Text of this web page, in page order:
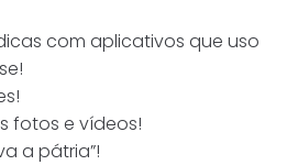
com aplicativos que uso
fotos e vídeos!
a pátria”!